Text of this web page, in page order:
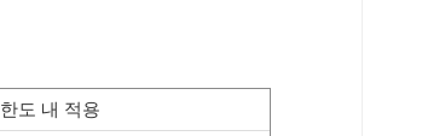
한도 내 적용